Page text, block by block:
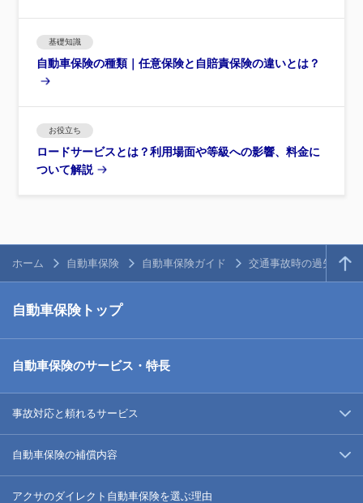
基礎知識
自動車保険の種類｜任意保険と自賠責保険の違いとは？
お役立ち
ロードサービスとは？利用場面や等級への影響、料金に
ついて解説
ホーム 自動車保険 自動車保険ガイド 交通事故時の過失割合
自動車保険トップ
自動車保険のサービス・特長
事故対応と頼れるサービス
自動車保険の補償内容
アクサのダイレクト自動車保険を選ぶ理由